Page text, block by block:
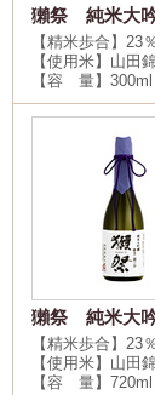
獺祭 純米大吟
【精米歩合】23％
【使用米】山田
【容 量】300ml
獺祭 純米大吟
【精米歩合】23％
【使用米】山田
【容 量】720ml